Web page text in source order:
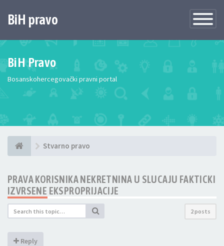
Toggle
BiH pravo
BiH Pravo
Bosanskohercegovački pravni portal
Stvarno pravo
PRAVA KORISNIKA NEKRETNINA U SLUCAJU FAKTICKI
IZVRSENE EKSPROPRIJACIJE
2 posts
Reply